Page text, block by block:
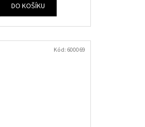
DO KOŠÍKU
Kód: 600069